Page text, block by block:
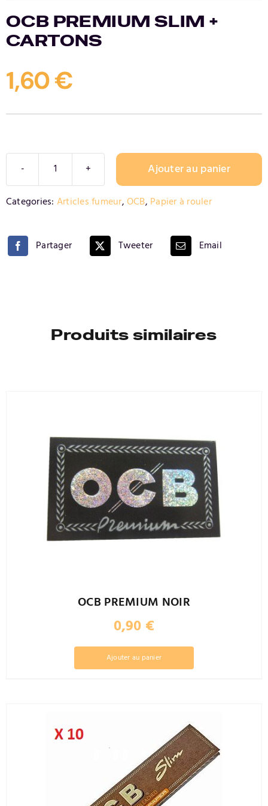
Contact
OCB PREMIUM SLIM +
CARTONS
1,60€
quantité
de
OCB
+
Ajouter au panier
Categories: Articles fumeur,OCB, Papier à rouler
Partager Tweeter Email
Produits similaires
OCB PREMIUM NOIR
0,90 €
Ajouter au panier